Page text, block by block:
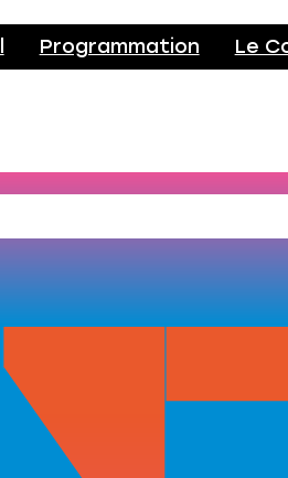
Programmation Le